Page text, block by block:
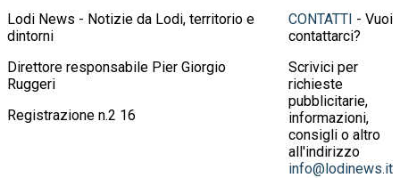
Lodi News - Notizie da Lodi, territorio e
dintorni
Direttore responsabile Pier Giorgio
Ruggeri
Registrazione n.2 16
CONTATTI - Vuoi
contattarci?
Scrivici per
richieste
pubblicitarie,
informazioni,
consigli o altro
all'indirizzo
info@lodinews.it